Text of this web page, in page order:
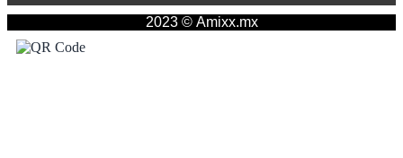
2023 © Amixx.mx